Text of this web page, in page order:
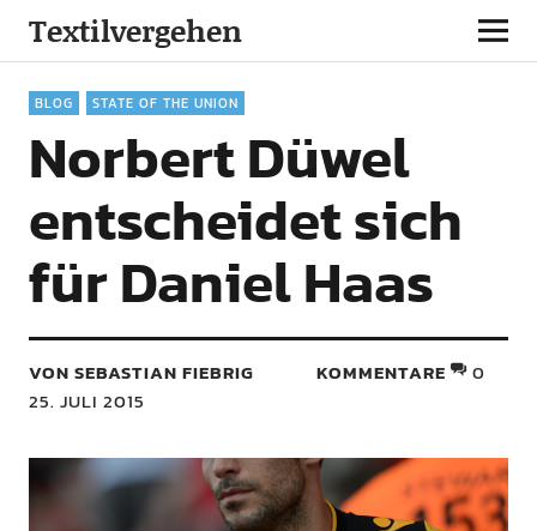
Textilvergehen
BLOG STATE OF THE UNION
Norbert Düwel
entscheidet sich
für Daniel Haas
VON SEBASTIAN FIEBRIG
25. JULI 2015
KOMMENTARE 0